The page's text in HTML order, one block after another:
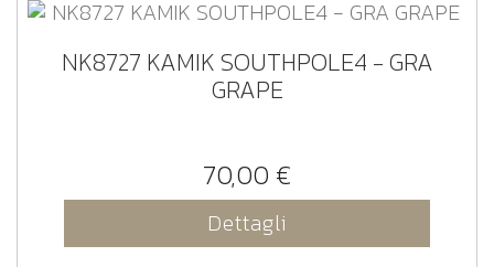
NK8727 KAMIK SOUTHPOLE4 - GRA
GRAPE
70,00 €
Dettagli